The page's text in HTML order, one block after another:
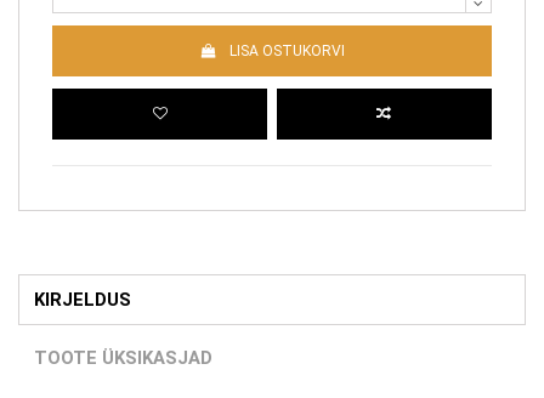
LISA OSTUKORVI
KIRJELDUS
TOOTE ÜKSIKASJAD